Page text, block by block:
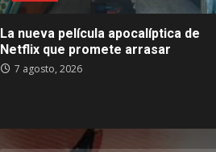
La nueva película apocalíptica de
Netflix que promete arrasar
7 agosto, 2026